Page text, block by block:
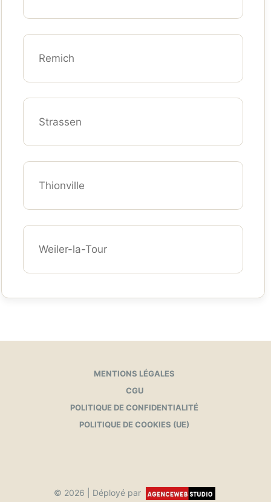
Remich
Strassen
Thionville
Weiler-la-Tour
MENTIONS LÉGALES
CGU
POLITIQUE DE CONFIDENTIALITÉ
POLITIQUE DE COOKIES (UE)
© 2026 | Déployé par